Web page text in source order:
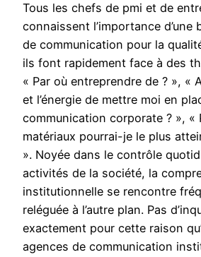
Tous les chefs de pmi et de
connaissent l’importance d’une
de communication pour la
ils font rapidement face à des
« Par où entreprendre de ? », «
et l’énergie de mettre moi en
communication corporate ? », «
matériaux pourrai-je le plus
». Noyée dans le contrôle
activités de la société, la
institutionnelle se rencontre
reléguée à l’autre plan. Pas
exactement pour cette raison
agences de communication